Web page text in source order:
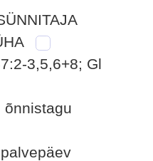
3,5,6+8; Gl
õnnistagu